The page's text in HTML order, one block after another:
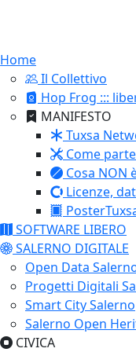
Home
Il Collettivo
Hop Frog :::
MANIFESTO
Tuxsa
Come
Cosa NON
Licenze,
SOFTWARE LIBERO
SALERNO DIGITALE
Open Data
Progetti Digitali
Smart City Salerno
Salerno Open
CIVICA